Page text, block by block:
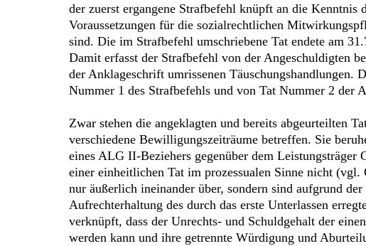
der zuerst ergangene Strafbefehl knüpft an die
Voraussetzungen für die sozialrechtlichen
sind. Die im Strafbefehl umschriebene Tat endete am
Damit erfasst der Strafbefehl von der Angeschuldigten
der Anklageschrift umrissenen Täuschungshandlungen.
Nummer 1 des Strafbefehls und von Tat Nummer 2 der
Zwar stehen die angeklagten und bereits abgeurteilten
verschiedene Bewilligungszeiträume betreffen. Sie
eines ALG II-Beziehers gegenüber dem
einer einheitlichen Tat im prozessualen Sinne nicht
nur äußerlich ineinander über, sondern sind aufgrund
Aufrechterhaltung des durch das erste Unterlassen
verknüpft, dass der Unrechts- und Schuldgehalt der
werden kann und ihre getrennte Würdigung und